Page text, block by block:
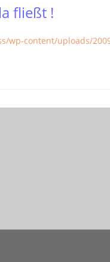
fließt !
wp-content/uploads/